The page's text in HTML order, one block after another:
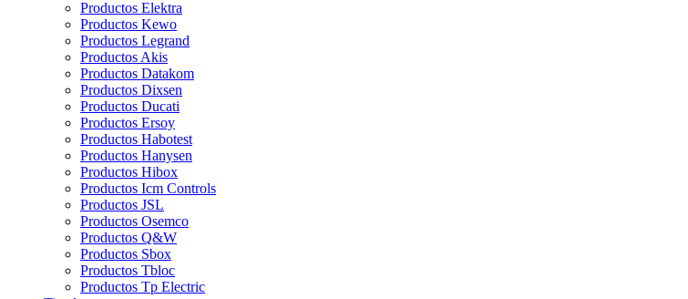
Productos Elektra
Productos Kewo
Productos Legrand
Productos Akis
Productos Datakom
Productos Dixsen
Productos Ducati
Productos Ersoy
Productos Habotest
Productos Hanysen
Productos Hibox
Productos Icm Controls
Productos JSL
Productos Osemco
Productos Q&W
Productos Sbox
Productos Tbloc
Productos Tp Electric